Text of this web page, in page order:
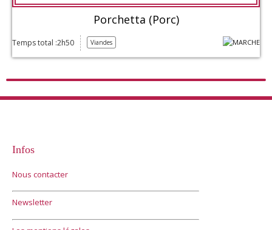
Porchetta (Porc)
Temps total :2h50 Viandes
Infos
Nous contacter
Newsletter